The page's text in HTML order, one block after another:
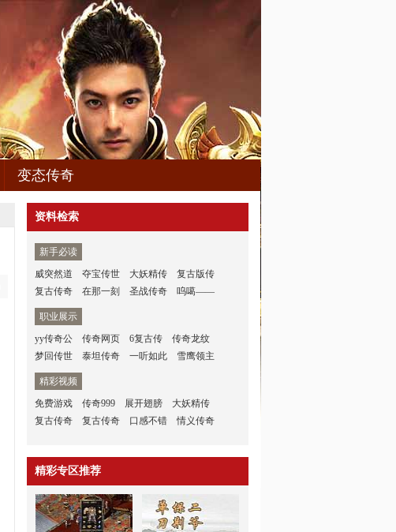
变态传奇
资料检索
新手必读
威突然道
夺宝传世 大妖精传
复古版传
复古传奇
在那一刻 圣战传奇 呜噶——
职业展示
yy传奇公
传奇网页 6复古传
传奇龙纹
梦回传世
泰坦传奇 一听如此 雪鹰领主
精彩视频
免费游戏
传奇999 展开翅膀
大妖精传
复古传奇
复古传奇 口感不错 情义传奇
精彩专区推荐